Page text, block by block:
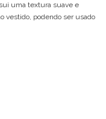
uma textura suave e
vestido, podendo ser usado